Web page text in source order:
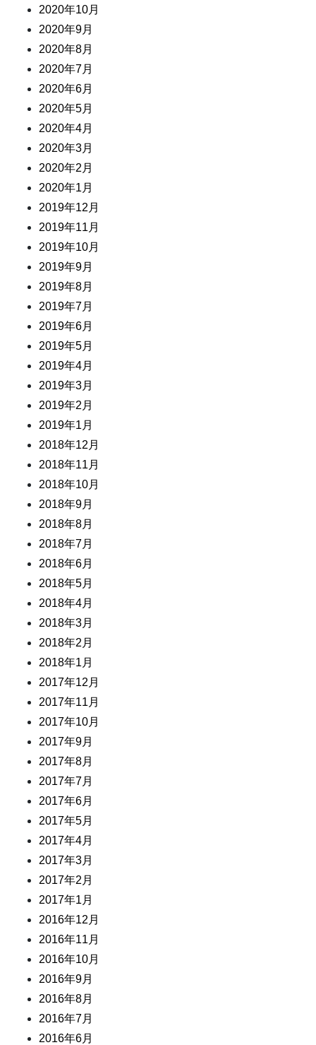
2020年10月
2020年9月
2020年8月
2020年7月
2020年6月
2020年5月
2020年4月
2020年3月
2020年2月
2020年1月
2019年12月
2019年11月
2019年10月
2019年9月
2019年8月
2019年7月
2019年6月
2019年5月
2019年4月
2019年3月
2019年2月
2019年1月
2018年12月
2018年11月
2018年10月
2018年9月
2018年8月
2018年7月
2018年6月
2018年5月
2018年4月
2018年3月
2018年2月
2018年1月
2017年12月
2017年11月
2017年10月
2017年9月
2017年8月
2017年7月
2017年6月
2017年5月
2017年4月
2017年3月
2017年2月
2017年1月
2016年12月
2016年11月
2016年10月
2016年9月
2016年8月
2016年7月
2016年6月